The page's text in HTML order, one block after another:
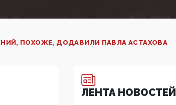
ПОХОЖЕ, ДОДАВИЛИ ПАВЛА АСТАХОВА
ЛЕНТА НОВОСТЕЙ